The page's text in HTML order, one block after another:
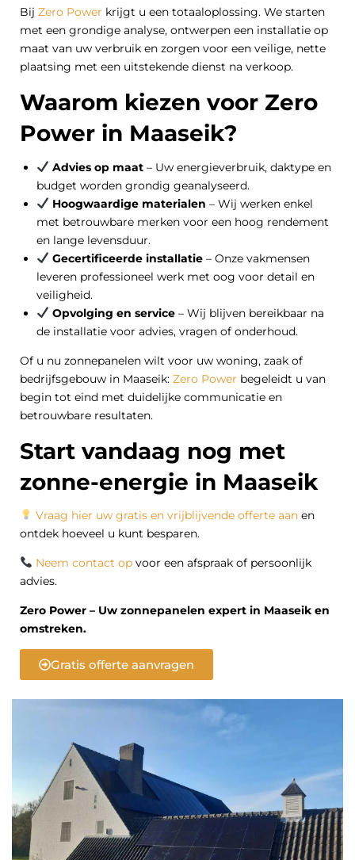
Bij Zero Power krijgt u een totaaloplossing. We starten
met een grondige analyse, ontwerpen een installatie op
maat van uw verbruik en zorgen voor een veilige, nette
plaatsing met een uitstekende dienst na verkoop.
Waarom kiezen voor Zero
Power in Maaseik?
Advies op maat– Uw energieverbruik, daktype en
budget worden grondig geanalyseerd.
Hoogwaardige materialen – Wij werken enkel
met betrouwbare merken voor een hoog rendement
en lange levensduur.
Gecertificeerde installatie– Onze vakmensen
leveren professioneel werk met oog voor detail en
veiligheid.
Opvolging en service– Wij blijven bereikbaar na
de installatie voor advies, vragen of onderhoud.
Of u nu zonnepanelen wilt voor uw woning, zaak of
bedrijfsgebouw in Maaseik: Zero Power begeleidt u van
begin tot eind met duidelijke communicatie en
betrouwbare resultaten.
Start vandaag nog met
zonne-energie in Maaseik
Vraag hier uw gratis en vrijblijvende offerte aanen
ontdek hoeveel u kunt besparen.
Neem contact opvoor een afspraak of persoonlijk
advies.
Zero Power – Uw zonnepanelen expert in Maaseik en
omstreken.
Gratis offerte aanvragen